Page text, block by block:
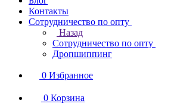
Контакты
Сотрудничество по опту
Назад
Сотрудничество по опту
Дропшиппинг
0 Избранное
0 Корзина